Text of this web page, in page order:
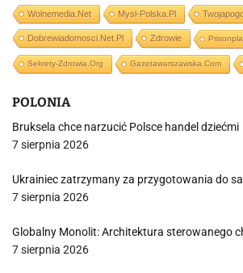
Wolnemedia.net Mysl-Polska.pl
Dobrewiadomosci.net.pl Zdrowie
Sekrety-Zdrowia.org Gazetawarszawska.com
POLONIA
Bruksela chce narzucić Polsce handel dziećmi
7 sierpnia 2026
Ukrainiec zatrzymany za przygotowania do
7 sierpnia 2026
Globalny Monolit: Architektura sterowanego
7 sierpnia 2026